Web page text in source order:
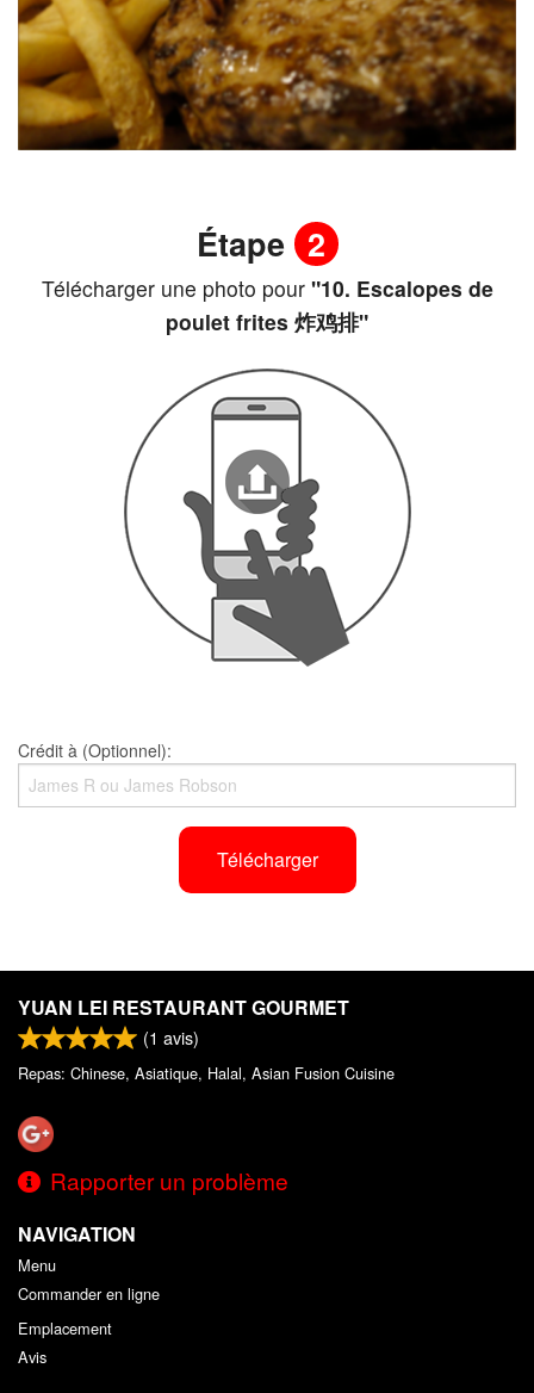
Étape 2
Télécharger une photo pour"10. Escalopes de
poulet frites 炸鸡排"
Crédit à (Optionnel):
Télécharger
YUAN LEI RESTAURANT GOURMET
(1 avis)
Repas: Chinese, Asiatique, Halal, Asian Fusion Cuisine
Rapporter un problème
NAVIGATION
Menu
Commander en ligne
Emplacement
Avis